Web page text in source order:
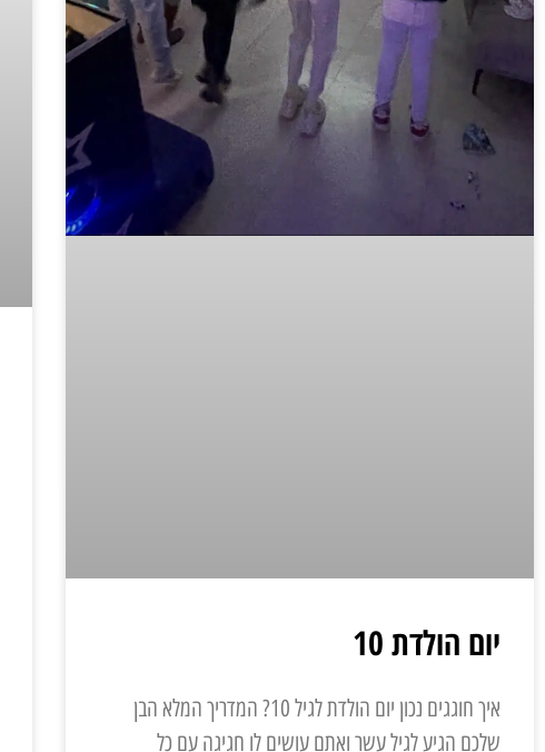
יום הולדת 10
איך חוגגים נכון יום הולדת לגיל 10? המדריך המלא הבן
שלכם הגיע לגיל עשר ואתם עושים לו חגיגה עם כל